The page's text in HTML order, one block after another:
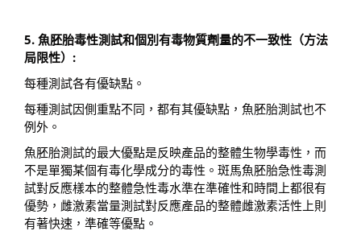
5. 魚胚胎毒性測試和個別有毒物質劑量的不一致性（方法
局限性） :
每種測試各有優缺點。
每種測試因側重點不同，都有其優缺點，魚胚胎測試也不
例外。
魚胚胎測試的最大優點是反映產品的整體生物學毒性，而
不是單獨某個有毒化學成分的毒性。斑馬魚胚胎急性毒測
試對反應樣本的整體急性毒水準在準確性和時間上都很有
優勢，雌激素當量測試對反應產品的整體雌激素活性上則
有著快速，準確等優點。